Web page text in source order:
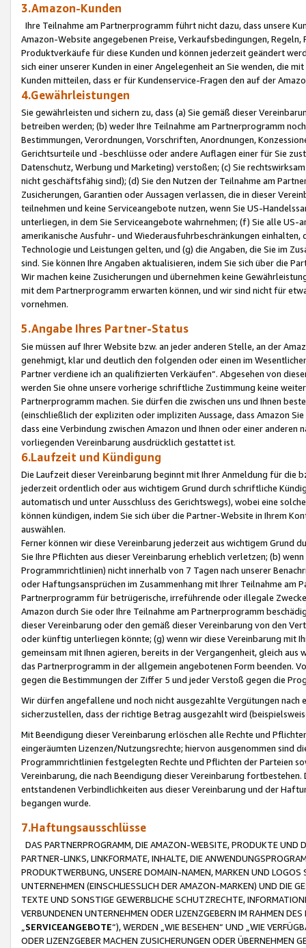
3.Amazon-Kunden
Ihre Teilnahme am Partnerprogramm führt nicht dazu, dass unsere
Amazon-Website angegebenen Preise, Verkaufsbedingungen,
Produktverkäufe für diese Kunden und können jederzeit geändert
sich einer unserer Kunden in einer Angelegenheit an Sie wenden, die
Kunden mitteilen, dass er für Kundenservice-Fragen den auf der
4.Gewährleistungen
Sie gewährleisten und sichern zu, dass (a) Sie gemäß dieser
betreiben werden; (b) weder Ihre Teilnahme am Partnerprogramm
Bestimmungen, Verordnungen, Vorschriften, Anordnungen,
Gerichtsurteile und -beschlüsse oder andere Auflagen einer für Sie
Datenschutz, Werbung und Marketing) verstoßen; (c) Sie
nicht geschäftsfähig sind); (d) Sie den Nutzen der Teilnahme am
Zusicherungen, Garantien oder Aussagen verlassen, die in dieser
teilnehmen und keine Serviceangebote nutzen, wenn Sie US-
unterliegen, in dem Sie Serviceangebote wahrnehmen; (f) Sie alle
amerikanische Ausfuhr- und Wiederausfuhrbeschränkungen
Technologie und Leistungen gelten, und (g) die Angaben, die Sie im
sind. Sie können Ihre Angaben aktualisieren, indem Sie sich über die
Wir machen keine Zusicherungen und übernehmen keine
mit dem Partnerprogramm erwarten können, und wir sind nicht für
vornehmen.
5.Angabe Ihres Partner-Status
Sie müssen auf Ihrer Website bzw. an jeder anderen Stelle, an der
genehmigt, klar und deutlich den folgenden oder einen im
Partner verdiene ich an qualifizierten Verkäufen“. Abgesehen von
werden Sie ohne unsere vorherige schriftliche Zustimmung keine
Partnerprogramm machen. Sie dürfen die zwischen uns und Ihnen
(einschließlich der expliziten oder impliziten Aussage, dass Amazon
dass eine Verbindung zwischen Amazon und Ihnen oder einer
vorliegenden Vereinbarung ausdrücklich gestattet ist.
6.Laufzeit und Kündigung
Die Laufzeit dieser Vereinbarung beginnt mit Ihrer Anmeldung für die
jederzeit ordentlich oder aus wichtigem Grund durch schriftliche
automatisch und unter Ausschluss des Gerichtswegs), wobei eine
können kündigen, indem Sie sich über die Partner-Website in Ihrem
auswählen.
Ferner können wir diese Vereinbarung jederzeit aus wichtigem Grund
Sie Ihre Pflichten aus dieser Vereinbarung erheblich verletzen; (b)
Programmrichtlinien) nicht innerhalb von 7 Tagen nach unserer
oder Haftungsansprüchen im Zusammenhang mit Ihrer Teilnahme am
Partnerprogramm für betrügerische, irreführende oder illegale
Amazon durch Sie oder Ihre Teilnahme am Partnerprogramm
dieser Vereinbarung oder den gemäß dieser Vereinbarung von den
oder künftig unterliegen könnte; (g) wenn wir diese Vereinbarung mit
gemeinsam mit Ihnen agieren, bereits in der Vergangenheit, gleich
das Partnerprogramm in der allgemein angebotenen Form beenden.
gegen die Bestimmungen der Ziffer 5 und jeder Verstoß gegen die
Wir dürfen angefallene und noch nicht ausgezahlte Vergütungen
sicherzustellen, dass der richtige Betrag ausgezahlt wird
Mit Beendigung dieser Vereinbarung erlöschen alle Rechte und
eingeräumten Lizenzen/Nutzungsrechte; hiervon ausgenommen sind
Programmrichtlinien festgelegten Rechte und Pflichten der Parteien
Vereinbarung, die nach Beendigung dieser Vereinbarung
entstandenen Verbindlichkeiten aus dieser Vereinbarung und der
begangen wurde.
7.Haftungsausschlüsse
DAS PARTNERPROGRAMM, DIE AMAZON-WEBSITE, PRODUKTE UND
PARTNER-LINKS, LINKFORMATE, INHALTE, DIE
PRODUKTWERBUNG, UNSERE DOMAIN-NAMEN, MARKEN UND
UNTERNEHMEN (EINSCHLIESSLICH DER AMAZON-MARKEN) UND DIE
TEXTE UND SONSTIGE GEWERBLICHE SCHUTZRECHTE,
VERBUNDENEN UNTERNEHMEN ODER LIZENZGEBERN IM RAHMEN
SERVICEANGEBOTE“), WERDEN „WIE BESEHEN“ UND „WIE
ODER LIZENZGEBER MACHEN ZUSICHERUNGEN ODER ÜBERNEHMEN